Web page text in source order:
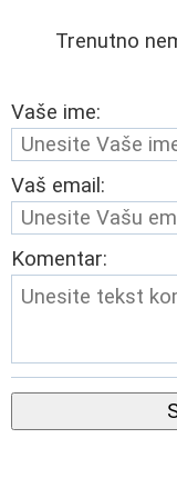
Trenutno
Vaše ime:
Vaš email:
Komentar: